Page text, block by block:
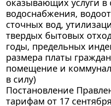
водоснабжения,
сточных вод,
твердых бытовых
годы, предельных
размера платы
помещение и
в силу)
Постановление
тарифам от 17